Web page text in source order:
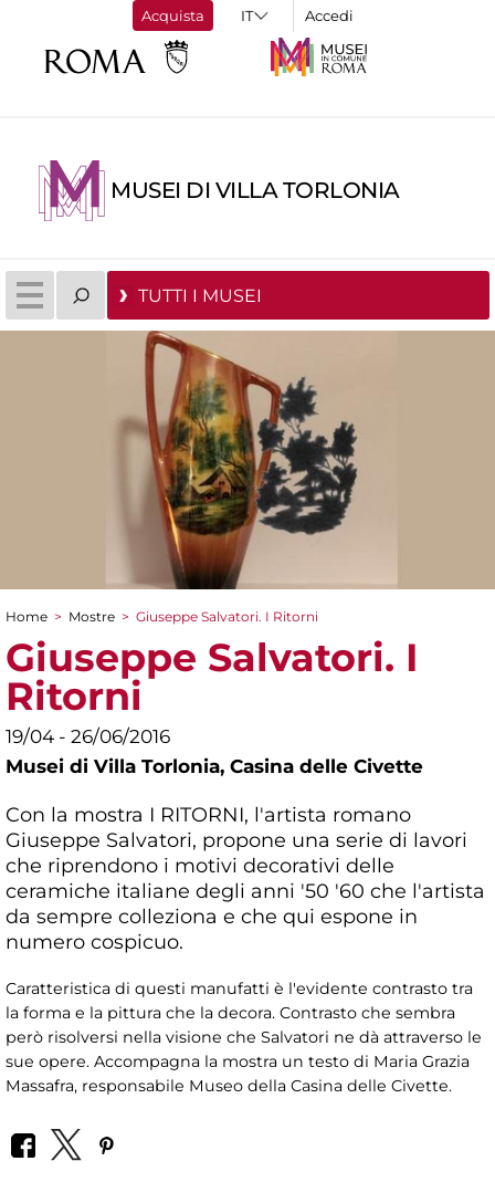
Acquista Accedi
MUSEI DI VILLA TORLONIA
TUTTI I MUSEI
Tu sei qui
Home > Mostre > Giuseppe Salvatori. I Ritorni
Giuseppe Salvatori. I
Ritorni
19/04 - 26/06/2016
Musei di Villa Torlonia, Casina delle Civette
Con la mostra I RITORNI, l'artista romano
Giuseppe Salvatori, propone una serie di lavori
che riprendono i motivi decorativi delle
ceramiche italiane degli anni '50 '60 che l'artista
da sempre colleziona e che qui espone in
numero cospicuo.
Caratteristica di questi manufatti è l'evidente contrasto tra
la forma e la pittura che la decora. Contrasto che sembra
però risolversi nella visione che Salvatori ne dà attraverso le
sue opere. Accompagna la mostra un testo di Maria Grazia
Massafra, responsabile Museo della Casina delle Civette.